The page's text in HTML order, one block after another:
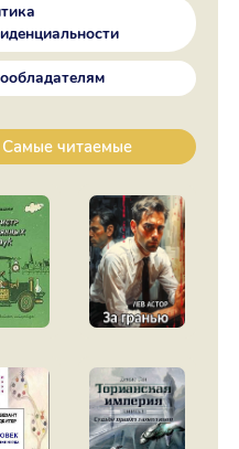
Самые читаемые